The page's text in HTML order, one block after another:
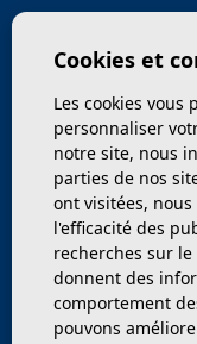
Cookies et
Les cookies vous
personnaliser
notre site, nous
parties de nos
ont visitées,
l'efficacité des
recherches sur le
donnent des
comportement
pouvons